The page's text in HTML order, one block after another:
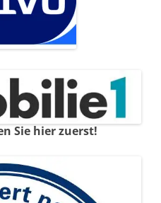
Sie hier zuerst!